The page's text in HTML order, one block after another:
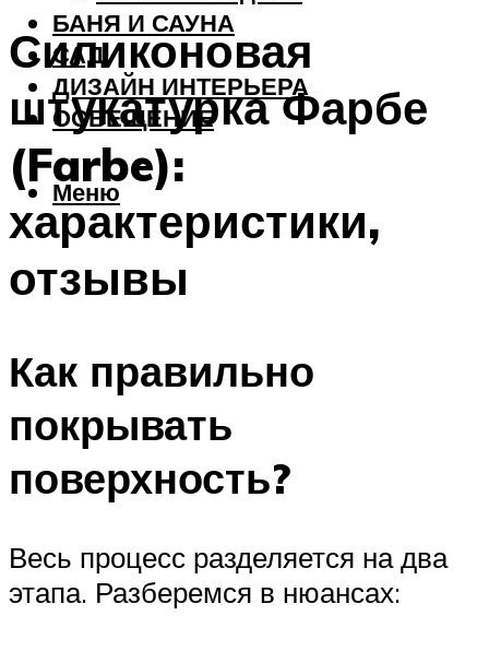
БАНЯ И САУНА
САД
ДИЗАЙН ИНТЕРЬЕРА
ОСВЕЩЕНИЕ
Меню
Силиконовая
штукатурка Фарбе
(Farbe):
характеристики,
отзывы
Как правильно
покрывать
поверхность?
Весь процесс разделяется на два
этапа. Разберемся в нюансах: